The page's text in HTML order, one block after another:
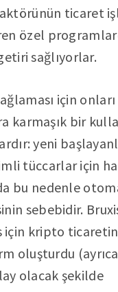
ticaret
özel
sağlıyorlar.
için
bir
yeni
tüccarlar için
bu nedenle
sebebidir.
için kripto
oluşturdu
olacak şekilde